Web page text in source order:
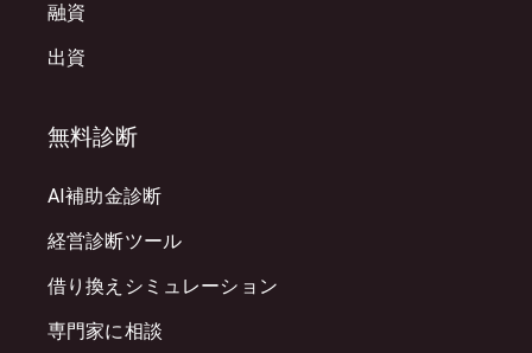
融資
出資
無料診断
AI補助金診断
経営診断ツール
借り換えシミュレーション
専門家に相談